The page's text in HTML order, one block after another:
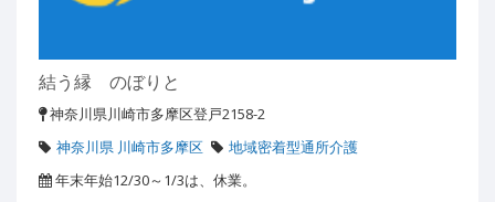
結う縁 のぼりと
神奈川県川崎市多摩区登戸2158-2
神奈川県 川崎市多摩区
地域密着型通所介護
年末年始12/30～1/3は、休業。